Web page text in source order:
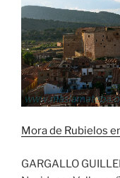
Mora de Rubielos
GARGALLO